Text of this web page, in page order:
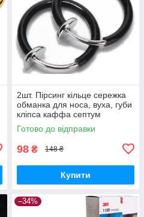
2шт. Пірсинг кільце сережка
обманка для носа, вуха, губи
кліпса каффа септум
(чорний)
Готово до відправки
98 ₴ 148 ₴
Купити
–34%